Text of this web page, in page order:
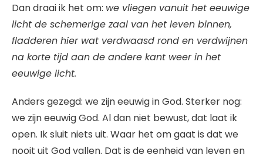
Dan draai ik het om: we vliegen vanuit het eeuwige
licht de schemerige zaal van het leven binnen,
fladderen hier wat verdwaasd rond en verdwijnen
na korte tijd aan de andere kant weer in het
eeuwige licht.
Anders gezegd: we zijn eeuwig in God. Sterker nog:
we zijn eeuwig God. Al dan niet bewust, dat laat ik
open. Ik sluit niets uit. Waar het om gaat is dat we
nooit uit God vallen. Dat is de eenheid van leven en